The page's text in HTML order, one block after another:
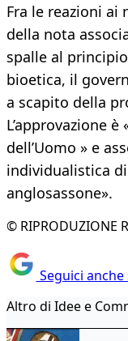
Fra le reazioni ai
della nota
spalle al
bioetica, il
a scapito della
L’approvazione
dell’Uomo » e
individualistica
anglosassone».
© RIPRODUZIONE
Seguici
Altro di Idee e